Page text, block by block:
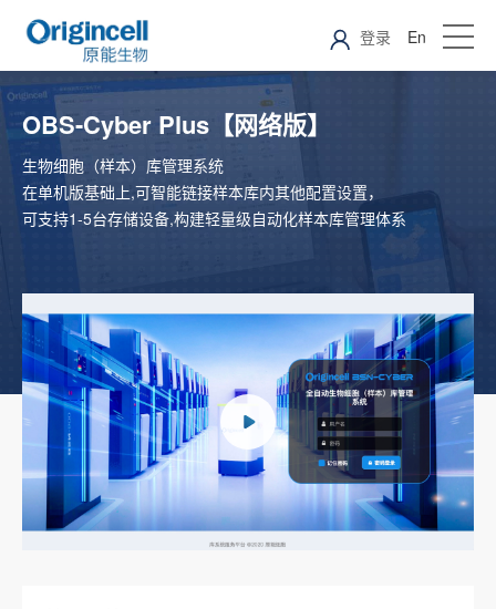
登录 En
OBS-Cyber Plus【网络版】
生物细胞（样本）库管理系统
在单机版基础上,可智能链接样本库内其他配置设置，
可支持1-5台存储设备,构建轻量级自动化样本库管理体系